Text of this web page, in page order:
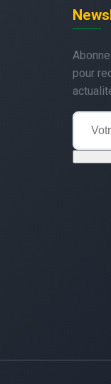
pour